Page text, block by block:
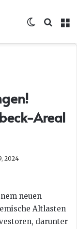
Skin
Areal
2024
neuen
Altlasten
darunter